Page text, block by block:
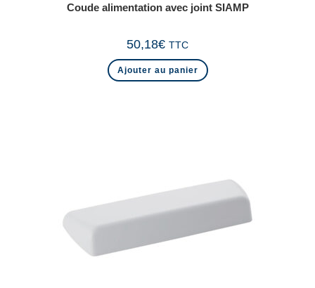
Coude alimentation avec joint SIAMP
50,18€ TTC
Ajouter au panier